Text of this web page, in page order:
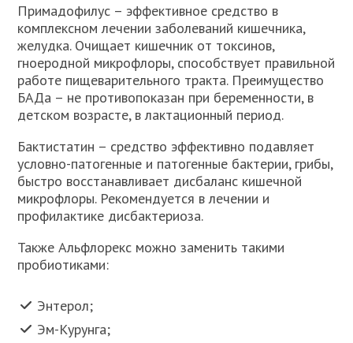
Примадофилус – эффективное средство в
комплексном лечении заболеваний кишечника,
желудка. Очищает кишечник от токсинов,
гноеродной микрофлоры, способствует правильной
работе пищеварительного тракта. Преимущество
БАДа – не противопоказан при беременности, в
детском возрасте, в лактационный период.
Бактистатин – средство эффективно подавляет
условно-патогенные и патогенные бактерии, грибы,
быстро восстанавливает дисбаланс кишечной
микрофлоры. Рекомендуется в лечении и
профилактике дисбактериоза.
Также Альфлорекс можно заменить такими
пробиотиками:
Энтерол;
Эм-Курунга;